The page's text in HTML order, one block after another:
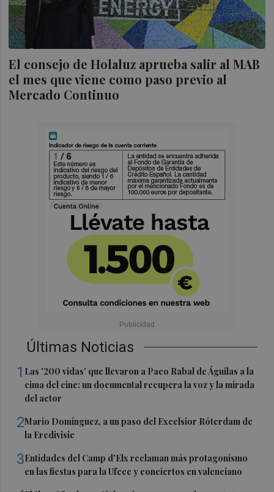
El consejo de Holaluz aprueba salir al MAB
el mes que viene como paso previo al
Mercado Continuo
Últimas Noticias
1 Las '200 vidas' que llevaron a Paco Rabal de Águilas a la
cima del cine: un documental recupera la voz y la mirada
del actor
2Mario Domínguez, a un paso del Excelsior Róterdam de
la Eredivisie
3Entidades del Camp d'Elx reclaman más protagonismo
en las fiestas para la Ufece y conciertos en valenciano